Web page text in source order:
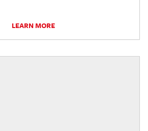
LEARN MORE